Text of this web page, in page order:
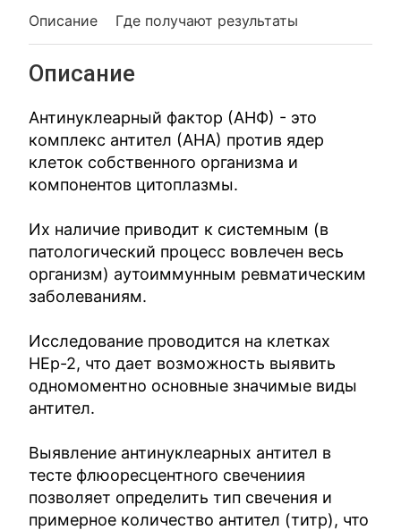
Описание Где получают результаты
Описание
Антинуклеарный фактор (АНФ) - это
комплекс антител (АНА) против ядер
клеток собственного организма и
компонентов цитоплазмы.
Их наличие приводит к системным (в
патологический процесс вовлечен весь
организм) аутоиммунным ревматическим
заболеваниям.
Исследование проводится на клетках
НЕр-2, что дает возможность выявить
одномоментно основные значимые виды
антител.
Выявление антинуклеарных антител в
тесте флюоресцентного свечениия
позволяет определить тип свечения и
примерное количество антител (титр), что